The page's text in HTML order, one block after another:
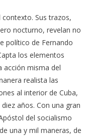
Sus trazos,
nocturno, revelan no
político de Fernando
los elementos
acción misma del
realista las
al interior de Cuba,
años. Con una gran
del socialismo
una y mil maneras, de